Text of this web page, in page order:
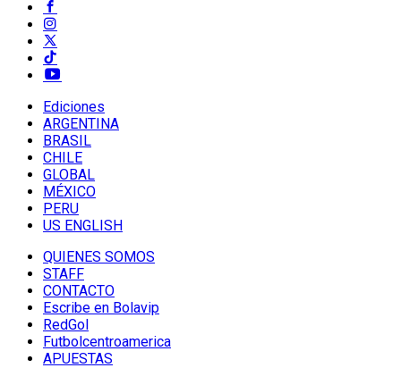
Ediciones
ARGENTINA
BRASIL
CHILE
GLOBAL
MÉXICO
PERU
US ENGLISH
QUIENES SOMOS
STAFF
CONTACTO
Escribe en Bolavip
RedGol
Futbolcentroamerica
APUESTAS